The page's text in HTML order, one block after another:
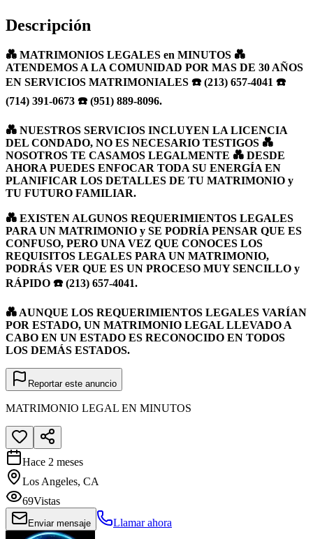
Descripción
💑 MATRIMONIOS LEGALES en MINUTOS 💑
ATENDEMOS A LA COMUNIDAD POR MAS DE 30 AÑOS
EN SERVICIOS MATRIMONIALES ☎️ (213) 657-4041 ☎️
(714) 391-0673 ☎️ (951) 889-8096.
💑 NUESTROS SERVICIOS INCLUYEN LA LICENCIA
DEL CONDADO, NO ES NECESARIO TESTIGOS 💑
NOSOTROS TE CASAMOS LEGALMENTE 💑 DESDE
AHORA PUEDES ENFOCAR TODA SU ENERGÍA EN
PLANIFICAR LOS DETALLES DE TU MATRIMONIO y
TU FUTURO FAMILIAR.
💑 EXISTEN ALGUNOS REQUERIMIENTOS LEGALES
PARA UN MATRIMONIO y SE PODRÍA PENSAR QUE ES
CONFUSO, PERO UNA VEZ QUE CONOCES LOS
REQUISITOS LEGALES PARA UN MATRIMONIO,
PODRÁS VER QUE ES UN PROCESO MUY SENCILLO y
RÁPIDO ☎️ (213) 657-4041.
💑 AUNQUE LOS REQUERIMIENTOS LEGALES VARÍAN
POR ESTADO, UN MATRIMONIO LEGAL LLEVADO A
CABO EN UN ESTADO ES RECONOCIDO EN TODOS
LOS DEMÁS ESTADOS.
Reportar este anuncio
MATRIMONIO LEGAL EN MINUTOS
Hace 2 meses
Los Angeles, CA
69Vistas
Enviar mensaje Llamar ahora